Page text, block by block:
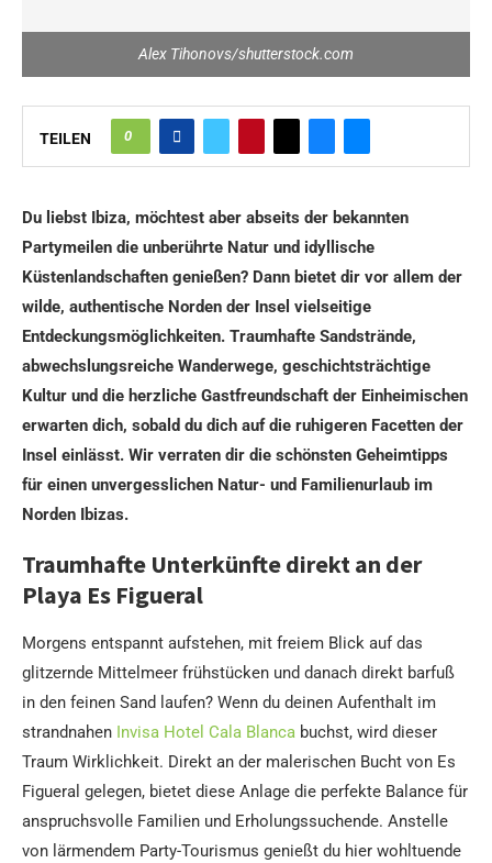
Alex Tihonovs/shutterstock.com
TEILEN 0
Du liebst Ibiza, möchtest aber abseits der bekannten
Partymeilen die unberührte Natur und idyllische
Küstenlandschaften genießen? Dann bietet dir vor allem der
wilde, authentische Norden der Insel vielseitige
Entdeckungsmöglichkeiten. Traumhafte Sandstrände,
abwechslungsreiche Wanderwege, geschichtsträchtige
Kultur und die herzliche Gastfreundschaft der Einheimischen
erwarten dich, sobald du dich auf die ruhigeren Facetten der
Insel einlässt. Wir verraten dir die schönsten Geheimtipps
für einen unvergesslichen Natur- und Familienurlaub im
Norden Ibizas.
Traumhafte Unterkünfte direkt an der
Playa Es Figueral
Morgens entspannt aufstehen, mit freiem Blick auf das
glitzernde Mittelmeer frühstücken und danach direkt barfuß
in den feinen Sand laufen? Wenn du deinen Aufenthalt im
strandnahen Invisa Hotel Cala Blanca buchst, wird dieser
Traum Wirklichkeit. Direkt an der malerischen Bucht von Es
Figueral gelegen, bietet diese Anlage die perfekte Balance für
anspruchsvolle Familien und Erholungssuchende. Anstelle
von lärmendem Party-Tourismus genießt du hier wohltuende